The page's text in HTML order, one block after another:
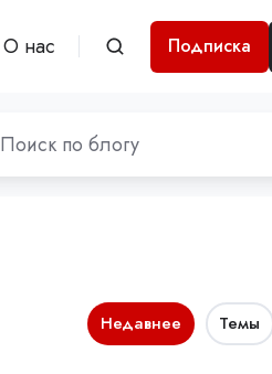
О нас Подписка
Недавнее Темы